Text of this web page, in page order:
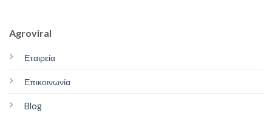
Agroviral
Εταιρεία
Επικοινωνία
Blog